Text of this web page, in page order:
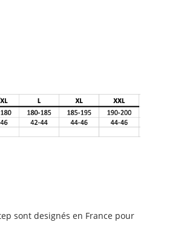
sont designés en France pour